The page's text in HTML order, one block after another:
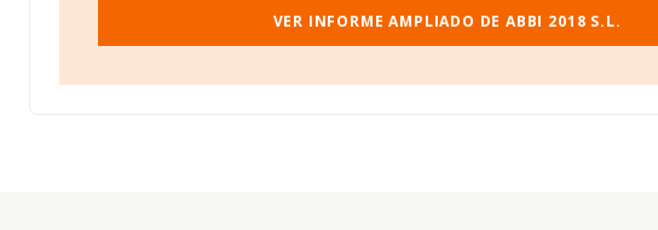
VER INFORME AMPLIADO DE ABBI 2018 S.L.